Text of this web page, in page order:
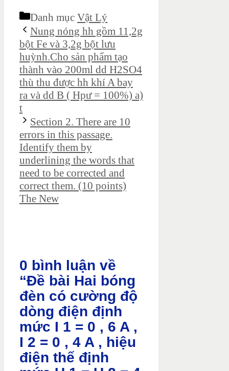
Danh mục Vật Lý
Nung nóng hh gồm 11,2g
bột Fe và 3,2g bột lưu
huỳnh.Cho sản phẩm tạo
thành vào 200ml dd H2SO4
thù thu được hh khí A bay
ra và dd B ( Hpư = 100%) a)
t
Section 2. There are 10
errors in this passage.
Identify them by
underlining the words that
need to be corrected and
correct them. (10 points)
The New
0 bình luận về
“Đề bài Hai bóng
đèn có cường độ
dòng điện định
mức I 1 = 0 , 6 A ,
I 2 = 0 , 4 A , hiệu
điện thế định